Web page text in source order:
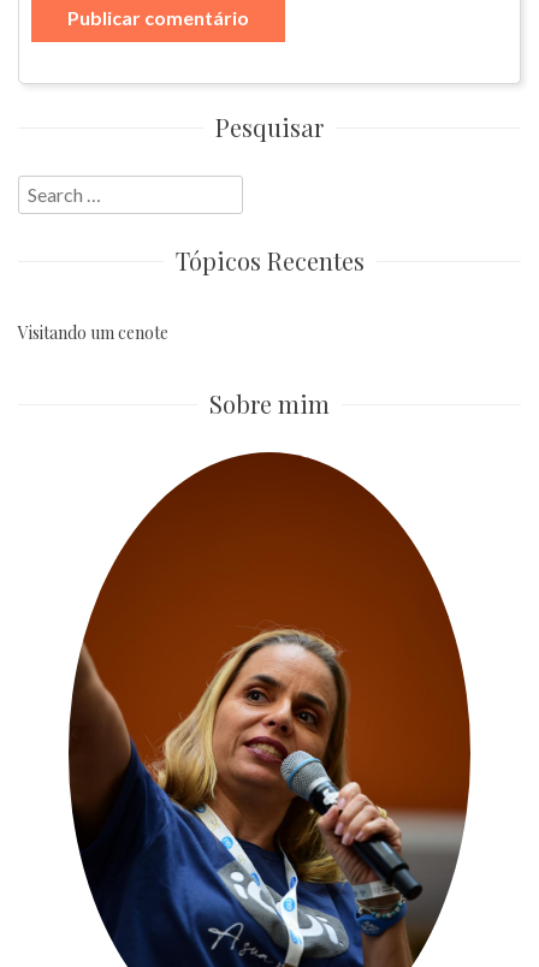
Pesquisar
Search
for:
Tópicos Recentes
Visitando um cenote
Sobre mim